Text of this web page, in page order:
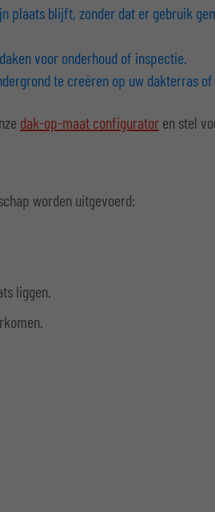
plaats blijft, zonder dat er gebruik
voor onderhoud of inspectie.
te creëren op uw dakterras
dak-op-maat configurator en stel
worden uitgevoerd:
liggen.